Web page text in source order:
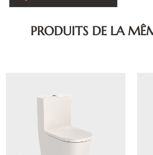
PRODUITS DE LA